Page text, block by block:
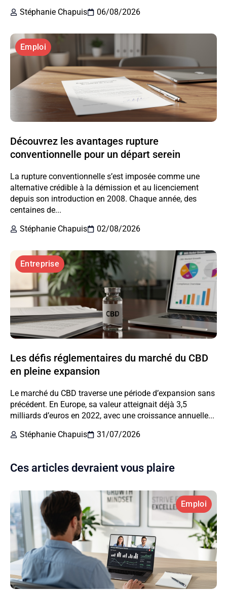
Stéphanie Chapuis 06/08/2026
Emploi
Découvrez les avantages rupture
conventionnelle pour un départ serein
La rupture conventionnelle s’est imposée comme une
alternative crédible à la démission et au licenciement
depuis son introduction en 2008. Chaque année, des
centaines de...
Stéphanie Chapuis
02/08/2026
Entreprise
Les défis réglementaires du marché du CBD
en pleine expansion
Le marché du CBD traverse une période d’expansion sans
précédent. En Europe, sa valeur atteignait déjà 3,5
milliards d’euros en 2022, avec une croissance annuelle...
Stéphanie Chapuis
31/07/2026
Ces articles devraient vous plaire
Emploi